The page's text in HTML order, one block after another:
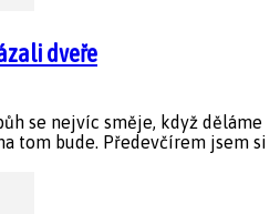
dveře
se nejvíc směje, když děláme
tom bude. Předevčírem jsem si